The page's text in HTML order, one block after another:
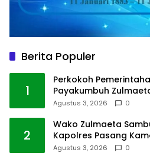
Berita Populer
1
Perkokoh
Payakumbuh
Agustus 3, 2026 0
2
Wako Zulmaeta
Kapolres Pasang
Agustus 3, 2026 0